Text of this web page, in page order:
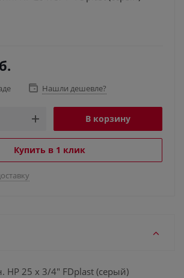
Нашли дешевле?
В корзину
Купить в 1 клик
НР 25 х 3/4" FDplast (серый)